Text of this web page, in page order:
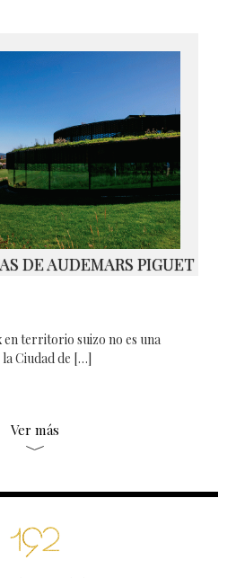
DE AUDEMARS PIGUET
en territorio suizo no es una
la Ciudad de […]
Ver más